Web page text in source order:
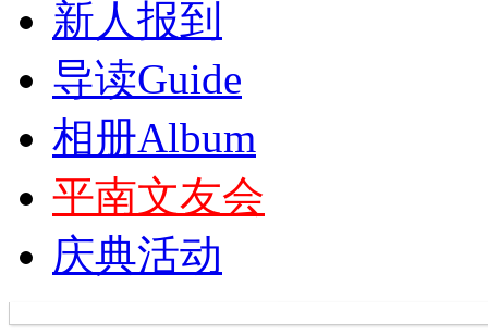
新人报到
导读Guide
相册Album
平南文友会
庆典活动